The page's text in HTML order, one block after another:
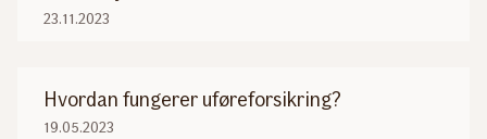
23.11.2023
Hvordan fungerer uføreforsikring?
19.05.2023